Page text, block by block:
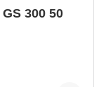
300 50